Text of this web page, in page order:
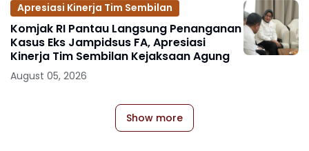
Apresiasi Kinerja Tim Sembilan
Komjak RI Pantau Langsung Penanganan
Kasus Eks Jampidsus FA, Apresiasi
Kinerja Tim Sembilan Kejaksaan Agung
August 05, 2026
Show more